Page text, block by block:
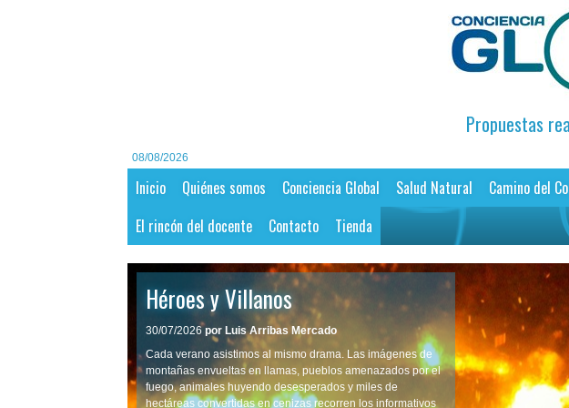
Propuestas
08/08/2026
Inicio Quiénes somos Conciencia Global Salud Natural Camino del
El rincón del docente
Contacto Tienda
Héroes y Villanos
30/07/2026por Luis Arribas Mercado
Cada verano asistimos al mismo drama. Las imágenes de
montañas envueltas en llamas, pueblos amenazados por el
fuego, animales huyendo desesperados y miles de
hectáreas convertidas en cenizas recorren los informativos